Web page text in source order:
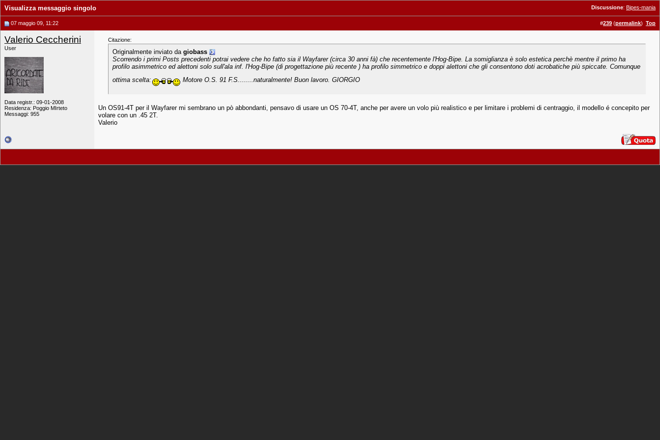
Discussione: Bipes-mania
Visualizza messaggio singolo
07 maggio 09, 11:22 #239 (permalink) Top
Valerio Ceccherini
User
Data registr.: 09-01-2008
Residenza: Poggio MIrteto
Messaggi: 955
Citazione:
Originalmente inviato da giobass
Scorrendo i primi Posts precedenti potrai vedere che ho fatto sia il Wayfarer (circa 30 anni fà) che recentemente l'Hog-Bipe. La somiglianza è solo estetica perchè mentre il primo ha
profilo asimmetrico ed alettoni solo sull'ala inf. l'Hog-Bipe (di progettazione più recente ) ha profilo simmetrico e doppi alettoni che gli consentono doti acrobatiche più spiccate. Comunque
ottima scelta:
Motore O.S. 91 F.S........naturalmente! Buon lavoro. GIORGIO
Un OS91-4T per il Wayfarer mi sembrano un pò abbondanti, pensavo di usare un OS 70-4T, anche per avere un volo più realistico e per limitare i problemi di centraggio, il modello é concepito per
volare con un .45 2T.
Valerio